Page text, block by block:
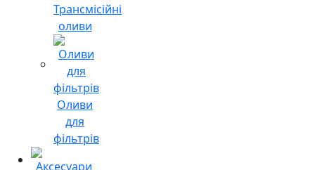
Трансмісійні
оливи
Оливи
для
фільтрів